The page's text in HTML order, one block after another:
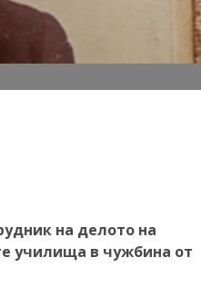
на делото на
училища в чужбина от